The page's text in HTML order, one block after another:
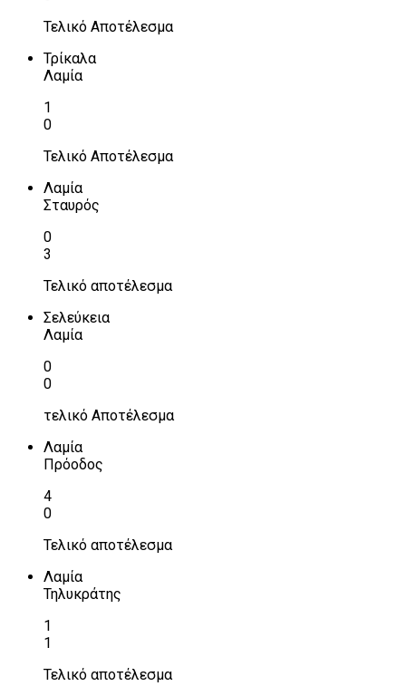
Τελικό Αποτέλεσμα
Τρίκαλα
Λαμία
1
0
Τελικό Αποτέλεσμα
Λαμία
Σταυρός
0
3
Τελικό αποτέλεσμα
Σελεύκεια
Λαμία
0
0
τελικό Αποτέλεσμα
Λαμία
Πρόοδος
4
0
Τελικό αποτέλεσμα
Λαμία
Τηλυκράτης
1
1
Τελικό αποτέλεσμα